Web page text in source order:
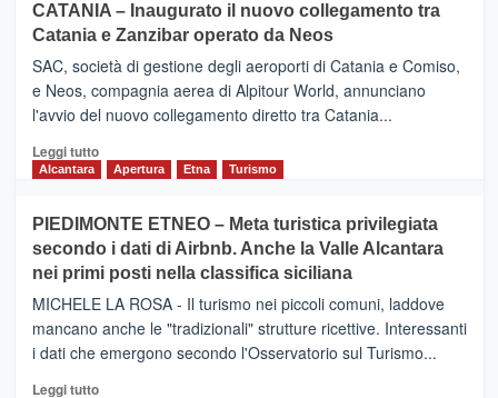
CATANIA – Inaugurato il nuovo collegamento tra
Catania e Zanzibar operato da Neos
SAC, società di gestione degli aeroporti di Catania e Comiso,
e Neos, compagnia aerea di Alpitour World, annunciano
l'avvio del nuovo collegamento diretto tra Catania...
Leggi tuttoLeggi
CATANIA
–
Inaugurato
il
nuovo
collegamento
tra
Alcantara Apertura Etna Turismo
PIEDIMONTE ETNEO – Meta turistica privilegiata
secondo i dati di Airbnb. Anche la Valle Alcantara
nei primi posti nella classifica siciliana
MICHELE LA ROSA - Il turismo nei piccoli comuni, laddove
mancano anche le "tradizionali" strutture ricettive. Interessanti
i dati che emergono secondo l'Osservatorio sul Turismo...
Leggi tuttoLeggi